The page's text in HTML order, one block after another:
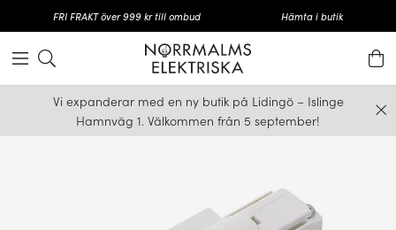
FRI FRAKT över 999 kr till ombud Hämta i butik
Vi expanderar med en ny butik på Lidingö – Islinge
Hamnväg 1. Välkommen från 5 september!